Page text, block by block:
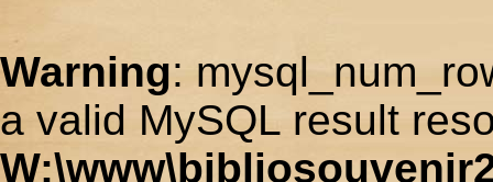
Warning:
a valid MySQL result